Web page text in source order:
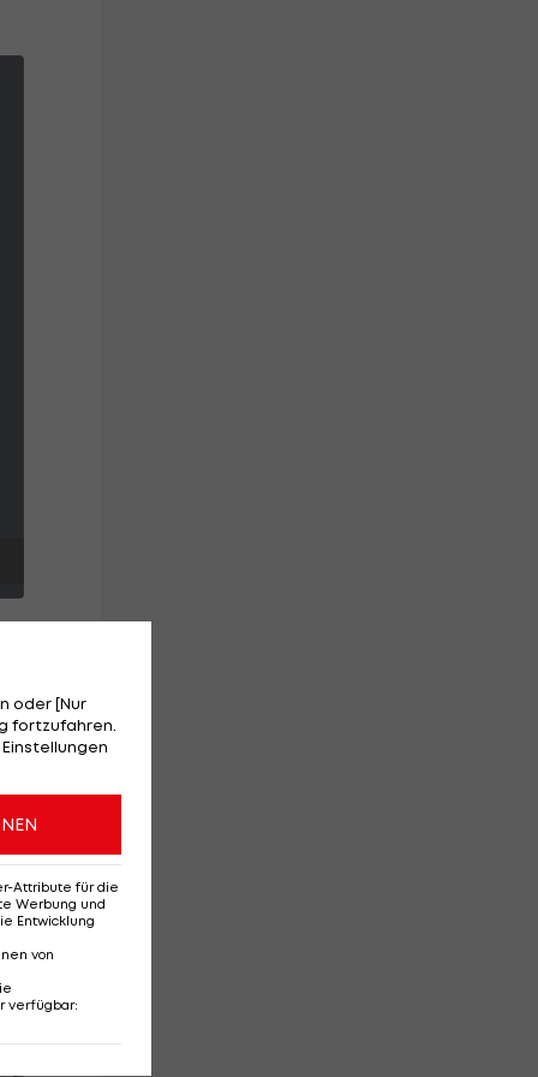
oder [Nur
fortzufahren.
Attribute für die
Werbung und
Entwicklung
von
verfügbar: